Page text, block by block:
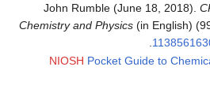
John Rumble (June 18, 2018).
Chemistry and Physics (in English)
NIOSH Pocket Guide to